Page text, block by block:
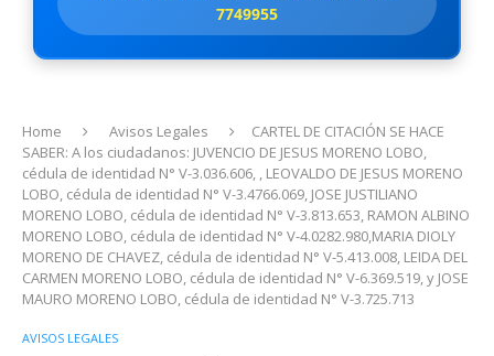
7749955
Home Avisos Legales
CARTEL DE CITACIÓN SE HACE
SABER: A los ciudadanos: JUVENCIO DE JESUS MORENO LOBO,
cédula de identidad N° V-3.036.606, , LEOVALDO DE JESUS MORENO
LOBO, cédula de identidad N° V-3.4766.069, JOSE JUSTILIANO
MORENO LOBO, cédula de identidad N° V-3.813.653, RAMON ALBINO
MORENO LOBO, cédula de identidad N° V-4.0282.980,MARIA DIOLY
MORENO DE CHAVEZ, cédula de identidad N° V-5.413.008, LEIDA DEL
CARMEN MORENO LOBO, cédula de identidad N° V-6.369.519, y JOSE
MAURO MORENO LOBO, cédula de identidad N° V-3.725.713
AVISOS LEGALES